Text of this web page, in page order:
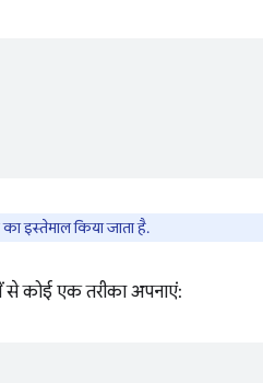
इस्तेमाल किया जाता है.
कोई एक तरीका अपनाएं: